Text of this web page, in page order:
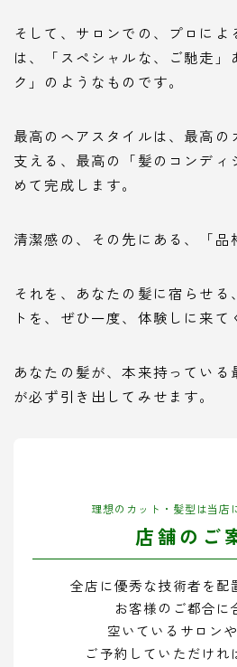
そして、サロンでの、プロによ
は、「スペシャルな、ご馳走」
ク」のようなものです。
最高のヘアスタイルは、最高の
支える、最高の「髪のコンディ
めて完成します。
清潔感の、その先にある、「品
それを、あなたの髪に宿らせる
トを、ぜひ一度、体験しに来て
あなたの髪が、本来持っている
が必ず引き出してみせます。
理想のカット・髪型は当店
店舗のご
全店に優秀な技術者を配
お客様のご都合に
空いているサロン
ご予約していただけれ